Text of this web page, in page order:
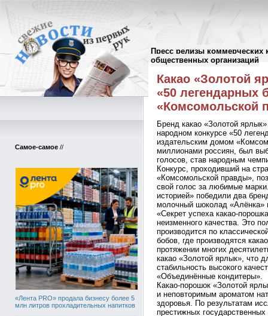
Пресс релизы коммерческих
общественных организаций
Самое-самое //
«Лента PRO» продала бизнесу более 5
млн литров прохладительных напитков
Пресс-релизы//
Какао «Золотой
«50 легендарных
«Комсомольской
Бренд какао «Золотой
народном конкурсе «50
издательским домом
миллионами россиян, был
голосов, став народным
Конкурс, проходивший на
«Комсомольской правды»,
свой голос за любимые
историей» победили два
молочный шоколад «Алёнка»
«Секрет успеха какао-
неизменного качества. Это
производится по
бобов, где производятся
протяжении многих
какао «Золотой ярлык», что
стабильность высокого
«Объединённые кондитеры».
Какао-порошок «Золотой
и неповторимым ароматом
здоровья. По результатам
престижных